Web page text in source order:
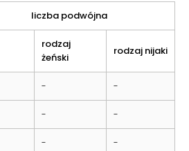
liczba podwójna
rodzaj
żeński
rodzaj nijaki
- -
- -
- -